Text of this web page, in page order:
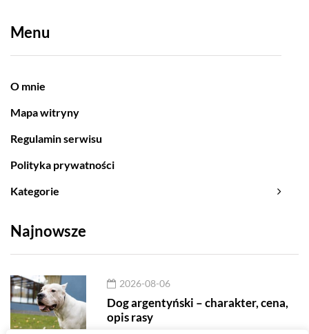
Menu
O mnie
Mapa witryny
Regulamin serwisu
Polityka prywatności
Kategorie
Najnowsze
2026-08-06
Dog argentyński – charakter, cena,
opis rasy